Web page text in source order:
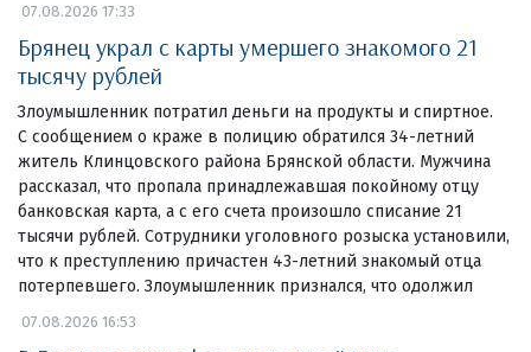
07.08.2026 17:33
Брянец украл с карты умершего знакомого 21
тысячу рублей
Злоумышленник потратил деньги на продукты и спиртное.
С сообщением о краже в полицию обратился 34-летний
житель Клинцовского района Брянской области. Мужчина
рассказал, что пропала принадлежавшая покойному отцу
банковская карта, а с его счета произошло списание 21
тысячи рублей. Сотрудники уголовного розыска установили,
что к преступлению причастен 43-летний знакомый отца
потерпевшего. Злоумышленник признался, что одолжил
07.08.2026 16:53